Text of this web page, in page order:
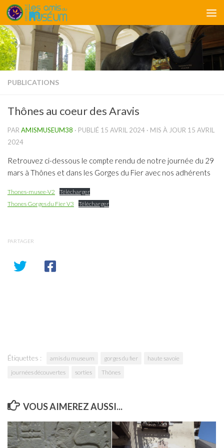
Skip to content
PUBLICATIONS
Thônes au coeur des Aravis
PAR AMISMUSEUM38 · PUBLIÉ 15 AVRIL 2024 · MIS À JOUR 15 AVRIL
2024
Retrouvez ci-dessous le compte rendu de notre journée du 29
mars à Thônes et dans les Gorges du Fier avec nos adhérents
Thones-musee-V2
Télécharger
Thones Gorges du Fier V3
Télécharger
PARTAGER
Étiquettes : amis du museum gorges du fier
haute savoie
journées découvertes
sorties Thônes
VOUS AIMEREZ AUSSI...